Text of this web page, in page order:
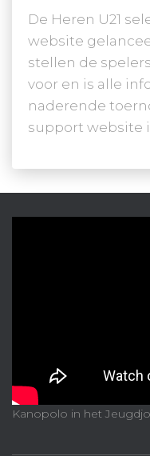
De Heren U21
website
stellen de
voor en is alle
naderende
support website
Kanopolo in het